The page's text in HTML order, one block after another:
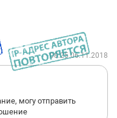
08:25 06.11.2018
могу отправить